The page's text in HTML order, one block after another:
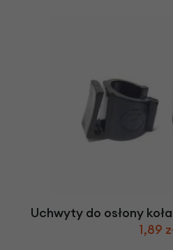
Uchwyty do osłony
1,89